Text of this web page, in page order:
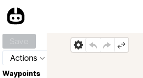
Actions
Waypoints